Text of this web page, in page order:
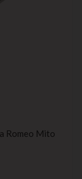
Romeo Mito